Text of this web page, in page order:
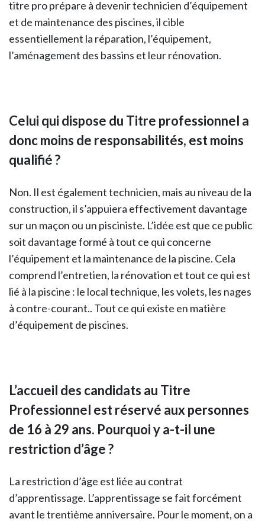
titre pro prépare à devenir technicien d’équipement
et de maintenance des piscines, il cible
essentiellement la réparation, l’équipement,
l’aménagement des bassins et leur rénovation.
Celui qui dispose du Titre professionnel a
donc moins de responsabilités, est moins
qualifié ?
Non. Il est également technicien, mais au niveau de la
construction, il s’appuiera effectivement davantage
sur un maçon ou un pisciniste. L’idée est que ce public
soit davantage formé à tout ce qui concerne
l’équipement et la maintenance de la piscine. Cela
comprend l’entretien, la rénovation et tout ce qui est
lié à la piscine : le local technique, les volets, les nages
à contre-courant.. Tout ce qui existe en matière
d’équipement de piscines.
L’accueil des candidats au Titre
Professionnel est réservé aux personnes
de 16 à 29 ans. Pourquoi y a-t-il une
restriction d’âge ?
La restriction d’âge est liée au contrat
d’apprentissage. L’apprentissage se fait forcément
avant le trentième anniversaire. Pour le moment, on a